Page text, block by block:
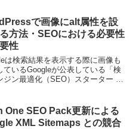
で画像にalt属性を設
方法・SEOにおける必要性
性
は検索結果を表示する際に画像も
ているGoogleが公表している「検
ジン最適化（SEO）スターター ガ
本文と関係しているものを選ぶ
One SEO Pack更新による
XML Sitemaps との競合